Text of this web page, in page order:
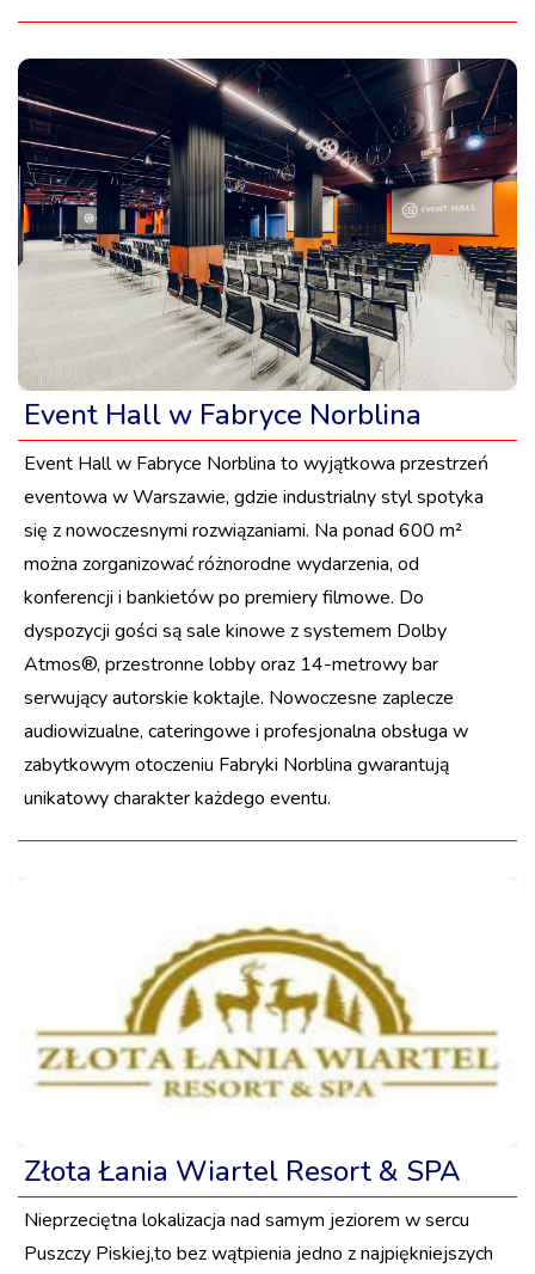
Event Hall w Fabryce Norblina
Event Hall w Fabryce Norblina to wyjątkowa przestrzeń
eventowa w Warszawie, gdzie industrialny styl spotyka
się z nowoczesnymi rozwiązaniami. Na ponad 600 m²
można zorganizować różnorodne wydarzenia, od
konferencji i bankietów po premiery filmowe. Do
dyspozycji gości są sale kinowe z systemem Dolby
Atmos®, przestronne lobby oraz 14-metrowy bar
serwujący autorskie koktajle. Nowoczesne zaplecze
audiowizualne, cateringowe i profesjonalna obsługa w
zabytkowym otoczeniu Fabryki Norblina gwarantują
unikatowy charakter każdego eventu.
Złota Łania Wiartel Resort & SPA
Nieprzeciętna lokalizacja nad samym jeziorem w sercu
Puszczy Piskiej,to bez wątpienia jedno z najpiękniejszych